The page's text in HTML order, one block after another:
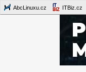
AbcLinuxu.cz ITBiz.cz